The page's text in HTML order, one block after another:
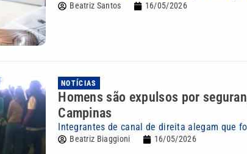
Beatriz Santos 16/05/2026
NOTÍCIAS
Homens são expulsos por
Campinas
Integrantes de canal de direita alegam que
Beatriz Biaggioni 16/05/2026